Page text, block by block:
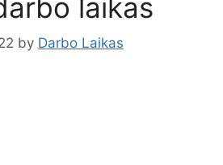
laikas
by Darbo Laikas